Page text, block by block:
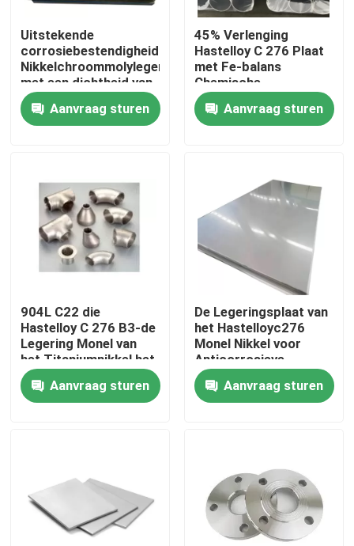
Huis
Ongeveer ons
Fabrieksreis
Contacteer ons
Inconel 600 Materiaal
Incoloy 800-materiaal
Inconel 718 Materiaal
Uitstekende
corrosiebestendigheid
Nikkelchroommolylegering
met een dichtheid van
8,89 G/cm3
Aanvraag sturen
45% Verlenging
Hastelloy C 276 Plaat
met Fe-balans
Chemische
samenstelling
Aanvraag sturen
904L C22 die
Hastelloy C 276 B3-de
Legering Monel van
het Titaniumnikkel het
Naadloze Roestvrije
Koolstofstaal van het
Aluminiumkoper
Aanvraag sturen
De Legeringsplaat van
het Hastelloyc276
Monel Nikkel voor
Anticorrosieve
Werkomgeving
Aanvraag sturen